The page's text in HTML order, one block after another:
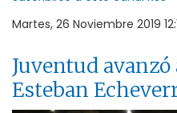
Martes, 26 Noviembre 2019
Juventud avanzó
Esteban